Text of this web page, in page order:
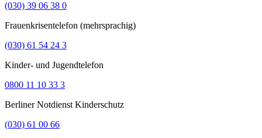
(030) 39 06 38 0
Frauenkrisentelefon (mehrsprachig)
(030) 61 54 24 3
Kinder- und Jugendtelefon
0800 11 10 33 3
Berliner Notdienst Kinderschutz
(030) 61 00 66